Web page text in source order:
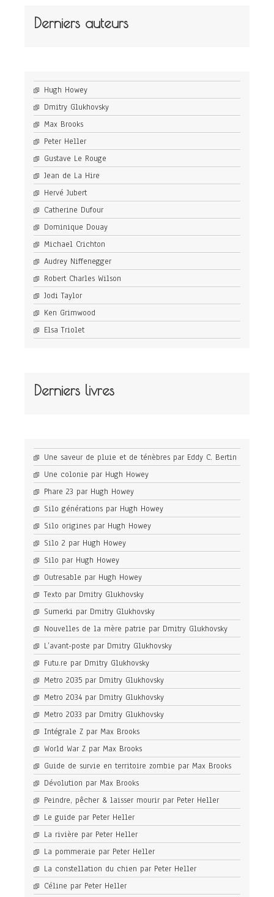
Derniers auteurs
Hugh Howey
Dmitry Glukhovsky
Max Brooks
Peter Heller
Gustave Le Rouge
Jean de La Hire
Hervé Jubert
Catherine Dufour
Dominique Douay
Michael Crichton
Audrey Niffenegger
Robert Charles Wilson
Jodi Taylor
Ken Grimwood
Elsa Triolet
Derniers livres
Une saveur de pluie et de ténèbres par Eddy C. Bertin
Une colonie par Hugh Howey
Phare 23 par Hugh Howey
Silo générations par Hugh Howey
Silo origines par Hugh Howey
Silo 2 par Hugh Howey
Silo par Hugh Howey
Outresable par Hugh Howey
Texto par Dmitry Glukhovsky
Sumerki par Dmitry Glukhovsky
Nouvelles de la mère patrie par Dmitry Glukhovsky
L’avant-poste par Dmitry Glukhovsky
Futu.re par Dmitry Glukhovsky
Metro 2035 par Dmitry Glukhovsky
Metro 2034 par Dmitry Glukhovsky
Metro 2033 par Dmitry Glukhovsky
Intégrale Z par Max Brooks
World War Z par Max Brooks
Guide de survie en territoire zombie par Max Brooks
Dévolution par Max Brooks
Peindre, pêcher & laisser mourir par Peter Heller
Le guide par Peter Heller
La rivière par Peter Heller
La pommeraie par Peter Heller
La constellation du chien par Peter Heller
Céline par Peter Heller